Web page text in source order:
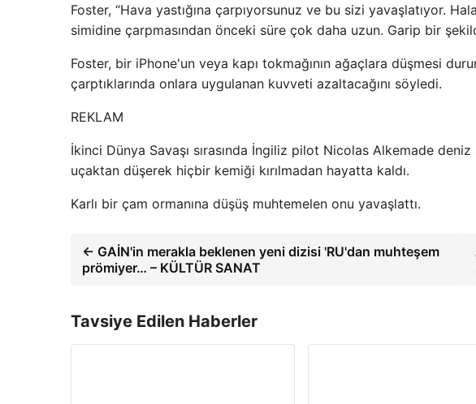
Foster, “Hava yastığına çarpıyorsunuz ve bu sizi yavaşlatıyor.
simidine çarpmasından önceki süre çok daha uzun. Garip bir
Foster, bir iPhone'un veya kapı tokmağının ağaçlara düşmesi
çarptıklarında onlara uygulanan kuvveti azaltacağını söyledi.
REKLAM
İkinci Dünya Savaşı sırasında İngiliz pilot Nicolas Alkemade
uçaktan düşerek hiçbir kemiği kırılmadan hayatta kaldı.
Karlı bir çam ormanına düşüş muhtemelen onu yavaşlattı.
← GAİN'in merakla beklenen yeni dizisi 'RU'dan muhteşem
prömiyer… – KÜLTÜR SANAT
Tavsiye Edilen Haberler